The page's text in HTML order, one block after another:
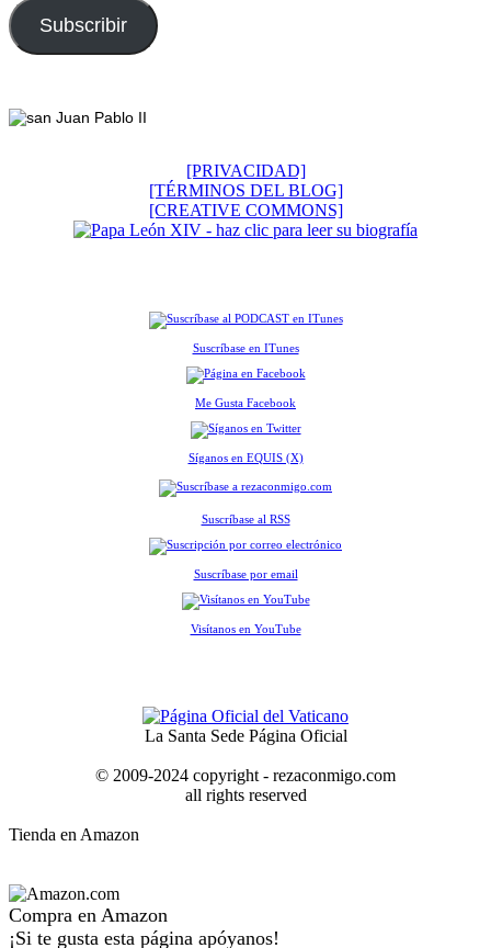
correo
electrónico
Subscribir
[PRIVACIDAD]
[TÉRMINOS DEL BLOG]
[CREATIVE COMMONS]
Suscríbase en ITunes
Me Gusta Facebook
Síganos en EQUIS (X)
Suscríbase al RSS
Suscríbase por email
Visítanos en YouTube
La Santa Sede Página Oficial
© 2009-2024 copyright - rezaconmigo.com
all rights reserved
Tienda en Amazon
Compra en Amazon
¡Si te gusta esta página apóyanos!